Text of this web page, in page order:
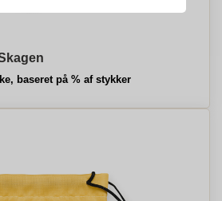
baseret på % af stykker